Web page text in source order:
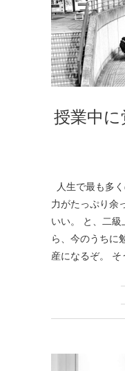
授業中
人生で最も多
力がたっぷり余
いい。 と、二
ら、今のうちに
産になるぞ。